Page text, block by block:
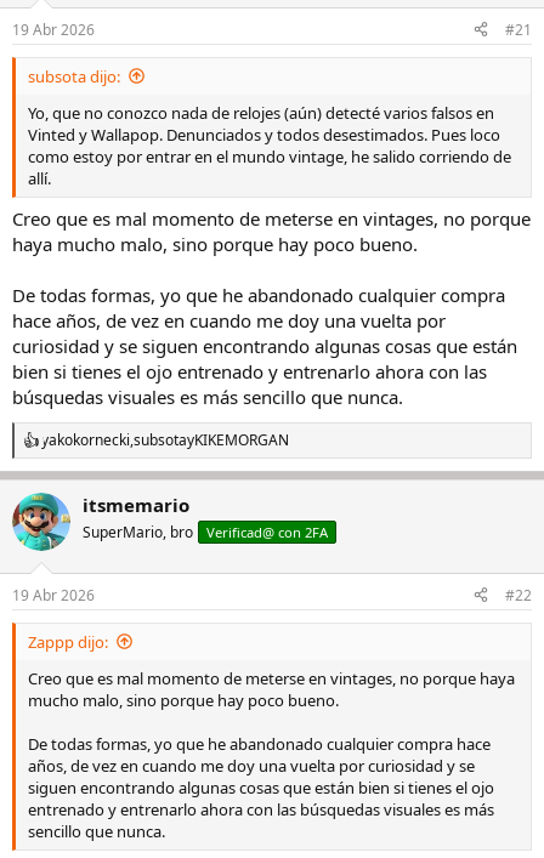
19 Abr 2026 #21
subsota dijo:
Yo, que no conozco nada de relojes (aún) detecté varios falsos en
Vinted y Wallapop. Denunciados y todos desestimados. Pues loco
como estoy por entrar en el mundo vintage, he salido corriendo de
allí.
Creo que es mal momento de meterse en vintages, no porque
haya mucho malo, sino porque hay poco bueno.
De todas formas, yo que he abandonado cualquier compra
hace años, de vez en cuando me doy una vuelta por
curiosidad y se siguen encontrando algunas cosas que están
bien si tienes el ojo entrenado y entrenarlo ahora con las
búsquedas visuales es más sencillo que nunca.
R
e
c
c
i
e
s
yakokornecki,subsotayKIKEMORGAN
itsmemario
SuperMario, bro Verificad@ con 2FA
19 Abr 2026 #22
Zappp dijo:
Creo que es mal momento de meterse en vintages, no porque haya
mucho malo, sino porque hay poco bueno.
De todas formas, yo que he abandonado cualquier compra hace
años, de vez en cuando me doy una vuelta por curiosidad y se
siguen encontrando algunas cosas que están bien si tienes el ojo
entrenado y entrenarlo ahora con las búsquedas visuales es más
sencillo que nunca.